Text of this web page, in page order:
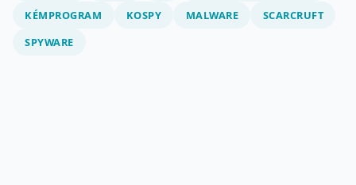
KÉMPROGRAM
KOSPY MALWARE
SCARCRUFT
SPYWARE